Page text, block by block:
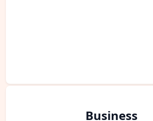
Business